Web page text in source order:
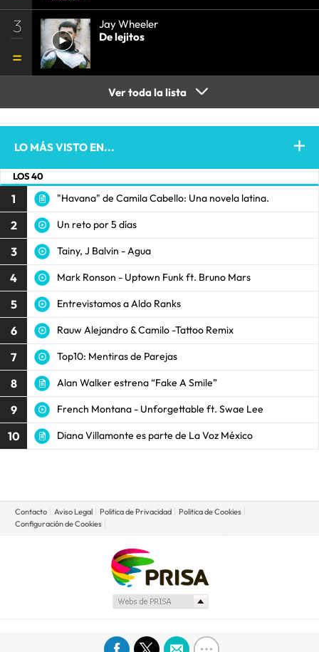
3
Jay Wheeler
De lejitos
Ver toda la lista
LO MÁS VISTO EN...
LOS 40
1 "Havana" de Camila Cabello: Una novela latina.
2 Un reto por 5 días
3 Tainy, J Balvin - Agua
4 Mark Ronson - Uptown Funk ft. Bruno Mars
5 Entrevistamos a Aldo Ranks
6 Rauw Alejandro & Camilo -Tattoo Remix
7 Top10: Mentiras de Parejas
8 Alan Walker estrena “Fake A Smile”
9 French Montana - Unforgettable ft. Swae Lee
10 Diana Villamonte es parte de La Voz México
Contacto Aviso Legal Politica de Privacidad
Politica de Cookies
Configuración de Cookies